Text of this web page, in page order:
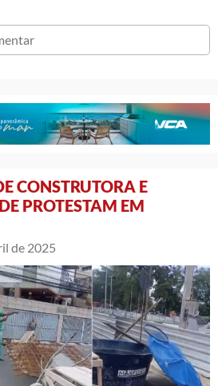
CONSTRUTORA E
PROTESTAM EM
de 2025